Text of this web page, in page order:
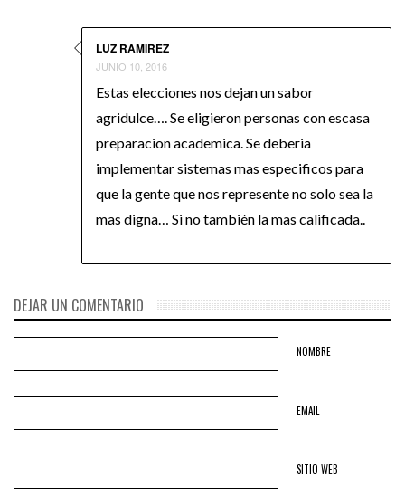
LUZ RAMIREZ
JUNIO 10, 2016
Estas elecciones nos dejan un sabor
agridulce…. Se eligieron personas con escasa
preparacion academica. Se deberia
implementar sistemas mas especificos para
que la gente que nos represente no solo sea la
mas digna… Si no también la mas calificada..
DEJAR UN COMENTARIO
NOMBRE
EMAIL
SITIO WEB